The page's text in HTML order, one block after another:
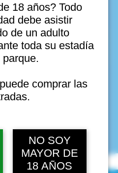
18 años? Todo
debe asistir
de un adulto
toda su estadía
parque.
comprar las
NO SOY
MAYOR DE
18 AÑOS
10:00 a. m.
11:00 a. m.
12:00 p. m.
20